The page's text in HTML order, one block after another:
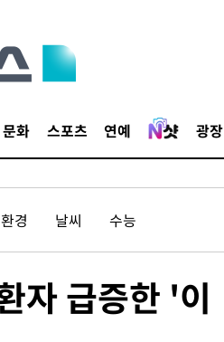
문화 스포츠 연예 광장
환경 날씨 수능
자 급증한 '이